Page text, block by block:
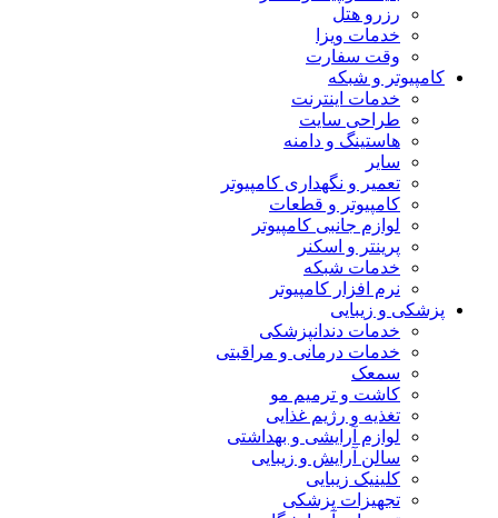
رزرو هتل
خدمات ویزا
وقت سفارت
کامپیوتر و شبکه
خدمات اینترنت
طراحی سایت
هاستینگ و دامنه
سایر
تعمیر و نگهداری کامپیوتر
کامپیوتر و قطعات
لوازم جانبی کامپیوتر
پرینتر و اسکنر
خدمات شبکه
نرم افزار کامپیوتر
پزشکی و زیبایی
خدمات دندانپزشکی
خدمات درمانی و مراقبتی
سمعک
کاشت و ترمیم مو
تغذیه و رژیم غذایی
لوازم آرایشی و بهداشتی
سالن آرایش و زیبایی
کلینیک زیبایی
تجهیزات پزشکی